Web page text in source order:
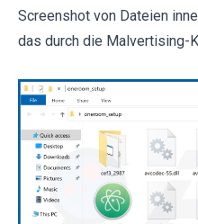
Screenshot von Dateien
das durch die Malvertising-